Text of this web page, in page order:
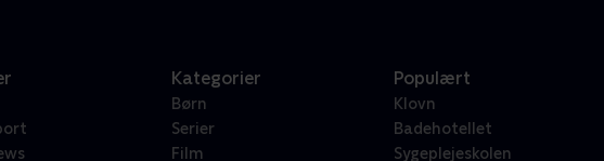
Kategorier
Børn
Serier
Film
Populært
Klovn
Badehotellet
Sygeplejeskolen